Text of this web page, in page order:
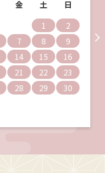
金 土
日
1
2
7 8
9
14 15
16
21 22
23
28 29
30